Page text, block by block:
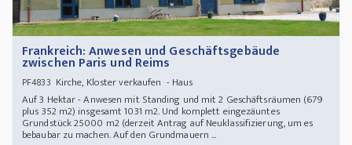
Frankreich: Anwesen und Geschäftsgebäude
zwischen Paris und Reims
PF4833 Kirche, Kloster verkaufen - Haus
Auf 3 Hektar - Anwesen mit Standing und mit 2 Geschäftsräumen (679
plus 352 m2) insgesamt 1031 m2. Und komplett eingezäuntes
Grundstück 25000 m2 (derzeit Antrag auf Neuklassifizierung, um es
bebaubar zu machen. Auf den Grundmauern ...